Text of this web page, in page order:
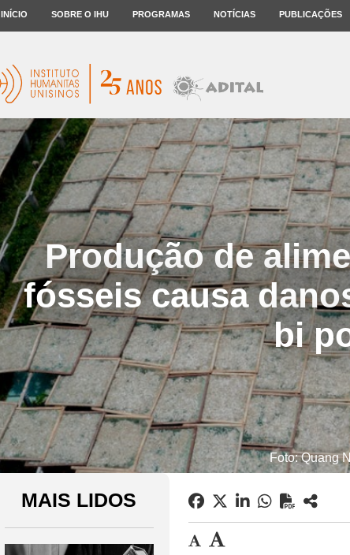
INÍCIO SOBRE O IHU PROGRAMAS NOTÍCIAS PUBLICAÇÕES
Produção de
fósseis causa
bi
Foto: Quang
MAIS LIDOS